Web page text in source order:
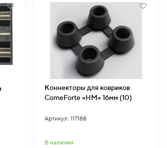
Коннекторы для ковриков
ComeForte «HM» 16мм (10)
Артикул: 117188
В наличии